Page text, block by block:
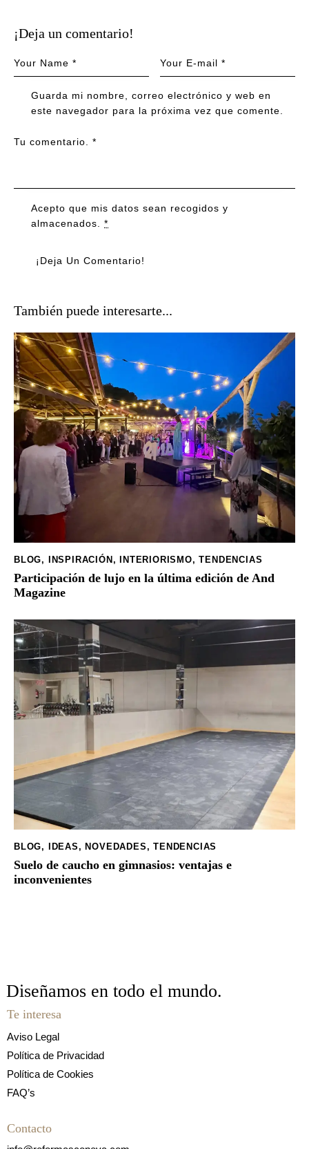
¡Deja un comentario!
Guarda mi nombre, correo electrónico y web en
este navegador para la próxima vez que comente.
Acepto que mis datos sean recogidos y
almacenados.*
También puede interesarte...
BLOG, INSPIRACIÓN , INTERIORISMO,TENDENCIAS
Participación de lujo en la última edición de And
Magazine
BLOG, IDEAS, NOVEDADES,TENDENCIAS
Suelo de caucho en gimnasios: ventajas e
inconvenientes
Diseñamos en todo el mundo.
Te interesa
Aviso Legal
Política de Privacidad
Política de Cookies
FAQ’s
Contacto